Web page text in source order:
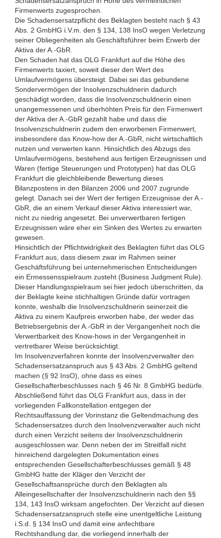
Firmenwerts zugesprochen.
Die Schadensersatzpflicht des Beklagten besteht nach § 43
Abs. 2 GmbHG i.V.m. den § 134, 138 InsO wegen Verletzung
seiner Obliegenheiten als Geschäftsführer beim Erwerb der
Aktiva der A.-GbR.
Den Schaden hat das OLG Frankfurt auf die Höhe des
Firmenwerts taxiert, soweit dieser den Wert des
Umlaufvermögens übersteigt. Dabei sei das gebundene
Sondervermögen der Insolvenzschuldnerin dadurch
geschädigt worden, dass die Insolvenzschuldnerin einen
unangemessenen und überhöhten Preis für den Firmenwert
der Aktiva der A.-GbR gezahlt habe und dass die
Insolvenzschuldnerin zudem den erworbenen Firmenwert,
insbesondere das Know-how der A.-GbR, nicht wirtschaftlich
nutzen und verwerten kann. Hinsichtlich des Abzugs des
Umlaufvermögens, bestehend aus fertigen Erzeugnissen und
Waren (fertige Steuerungen und Prototypen) hat das OLG
Frankfurt die gleichbleibende Bewertung dieses
Bilanzpostens in den Bilanzen 2006 und 2007 zugrunde
gelegt. Danach sei der Wert der fertigen Erzeugnisse der A.-
GbR, die an einem Verkauf dieser Aktiva interessiert war,
nicht zu niedrig angesetzt. Bei unverwertbaren fertigen
Erzeugnissen wäre eher ein Sinken des Wertes zu erwarten
gewesen.
Hinsichtlich der Pflichtwidrigkeit des Beklagten führt das OLG
Frankfurt aus, dass diesem zwar im Rahmen seiner
Geschäftsführung bei unternehmerischen Entscheidungen
ein Ermessensspielraum zusteht (Business Judgment Rule).
Dieser Handlungsspielraum sei hier jedoch überschritten, da
der Beklagte keine stichhaltigen Gründe dafür vortragen
konnte, weshalb die Insolvenzschuldnerin seinerzeit die
Aktiva zu einem Kaufpreis erworben habe, der weder das
Betriebsergebnis der A.-GbR in der Vergangenheit noch die
Verwertbarkeit des Know-hows in der Vergangenheit in
vertretbarer Weise berücksichtigt.
Im Insolvenzverfahren konnte der Insolvenzverwalter den
Schadensersatzanspruch aus § 43 Abs. 2 GmbHG geltend
machen (§ 92 InsO), ohne dass es eines
Gesellschafterbeschlusses nach § 46 Nr. 8 GmbHG bedürfe.
Abschließend führt das OLG Frankfurt aus, dass in der
vorliegenden Fallkonstellation entgegen der
Rechtsauffassung der Vorinstanz die Geltendmachung des
Schadensersatzes durch den Insolvenzverwalter auch nicht
durch einen Verzicht seitens der Insolvenzschuldnerin
ausgeschlossen war. Denn neben der im Streitfall nicht
hinreichend dargelegten Dokumentation eines
entsprechenden Gesellschafterbeschlusses gemäß § 48
GmbHG hatte der Kläger den Verzicht der
Gesellschaftsansprüche durch den Beklagten als
Alleingesellschafter der Insolvenzschuldnerin nach den §§
134, 143 InsO wirksam angefochten. Der Verzicht auf diesen
Schadensersatzanspruch stelle eine unentgeltliche Leistung
i.S.d. § 134 InsO und damit eine anfechtbare
Rechtshandlung dar, die vorliegend innerhalb der